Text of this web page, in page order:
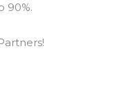
90%.